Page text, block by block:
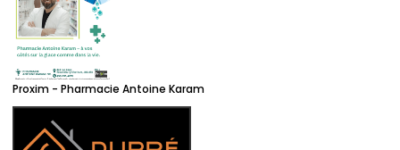
Proxim - Pharmacie Antoine Karam